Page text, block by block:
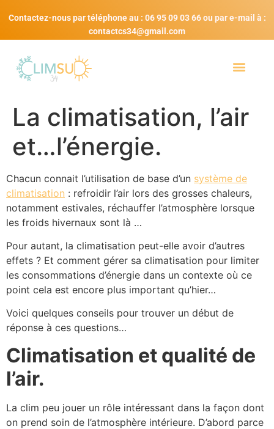
Contactez-nous par téléphone au : 06 95 09 03 66 ou par e-mail à :
contactcs34@gmail.com
La climatisation, l’air
et…l’énergie.
Chacun connait l’utilisation de base d’un système de
climatisation : refroidir l’air lors des grosses chaleurs,
notamment estivales, réchauffer l’atmosphère lorsque
les froids hivernaux sont là …
Pour autant, la climatisation peut-elle avoir d’autres
effets ? Et comment gérer sa climatisation pour limiter
les consommations d’énergie dans un contexte où ce
point cela est encore plus important qu’hier…
Voici quelques conseils pour trouver un début de
réponse à ces questions…
Climatisation et qualité de
l’air.
La clim peu jouer un rôle intéressant dans la façon dont
on prend soin de l’atmosphère intérieure. D’abord parce